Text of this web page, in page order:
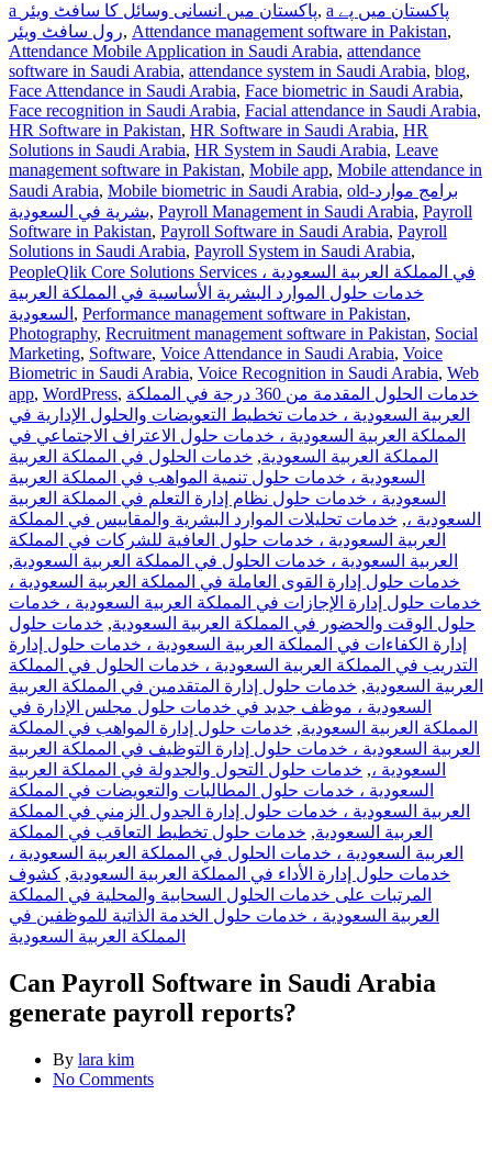
a پاکستان میں انسانی وسائل کا سافٹ ویئر, a پاکستان میں پے
رول سافٹ ویئر, Attendance management software in Pakistan,
Attendance Mobile Application in Saudi Arabia, attendance
software in Saudi Arabia, attendance system in Saudi Arabia, blog,
Face Attendance in Saudi Arabia, Face biometric in Saudi Arabia,
Face recognition in Saudi Arabia, Facial attendance in Saudi Arabia,
HR Software in Pakistan, HR Software in Saudi Arabia, HR
Solutions in Saudi Arabia, HR System in Saudi Arabia, Leave
management software in Pakistan, Mobile app, Mobile attendance in
Saudi Arabia, Mobile biometric in Saudi Arabia, old-برامج موارد
بشرية في السعودية, Payroll Management in Saudi Arabia, Payroll
Software in Pakistan, Payroll Software in Saudi Arabia, Payroll
Solutions in Saudi Arabia, Payroll System in Saudi Arabia,
PeopleQlik Core Solutions Services في المملكة العربية السعودية ،
خدمات حلول الموارد البشرية الأساسية في المملكة العربية
السعودية , Performance management software in Pakistan,
Photography, Recruitment management software in Pakistan, Social
Marketing, Software, Voice Attendance in Saudi Arabia, Voice
Biometric in Saudi Arabia, Voice Recognition in Saudi Arabia, Web
app, WordPress, خدمات الحلول المقدمة من 360 درجة في المملكة
العربية السعودية ، خدمات تخطيط التعويضات والحلول الإدارية في
المملكة العربية السعودية ، خدمات حلول الاعتراف الاجتماعي في
المملكة العربية السعودية, خدمات الحلول في المملكة العربية
السعودية ، خدمات حلول تنمية المواهب في المملكة العربية
السعودية ، خدمات حلول نظام إدارة التعلم في المملكة العربية
السعودية ،, خدمات تحليلات الموارد البشرية والمقاييس في المملكة
العربية السعودية ، خدمات حلول العافية للشركات في المملكة
العربية السعودية ، خدمات الحلول في المملكة العربية السعودية,
خدمات حلول إدارة القوى العاملة في المملكة العربية السعودية ،
خدمات حلول إدارة الإجازات في المملكة العربية السعودية ، خدمات
حلول الوقت والحضور في المملكة العربية السعودية, خدمات حلول
إدارة الكفاءات في المملكة العربية السعودية ، خدمات حلول إدارة
التدريب في المملكة العربية السعودية ، خدمات الحلول في المملكة
العربية السعودية, خدمات حلول إدارة المتقدمين في المملكة العربية
السعودية ، موظف جديد في خدمات حلول مجلس الإدارة في
المملكة العربية السعودية, خدمات حلول إدارة المواهب في المملكة
العربية السعودية ، خدمات حلول إدارة التوظيف في المملكة العربية
السعودية ،, خدمات حلول التحول والجدولة في المملكة العربية
السعودية ، خدمات حلول المطالبات والتعويضات في المملكة
العربية السعودية ، خدمات حلول إدارة الجدول الزمني في المملكة
العربية السعودية, خدمات حلول تخطيط التعاقب في المملكة
العربية السعودية ، خدمات الحلول في المملكة العربية السعودية ،
خدمات حلول إدارة الأداء في المملكة العربية السعودية, كشوف
المرتبات على خدمات الحلول السحابية والمحلية في المملكة
العربية السعودية ، خدمات حلول الخدمة الذاتية للموظفين في
المملكة العربية السعودية
Can Payroll Software in Saudi Arabia
generate payroll reports?
By lara kim
No Comments